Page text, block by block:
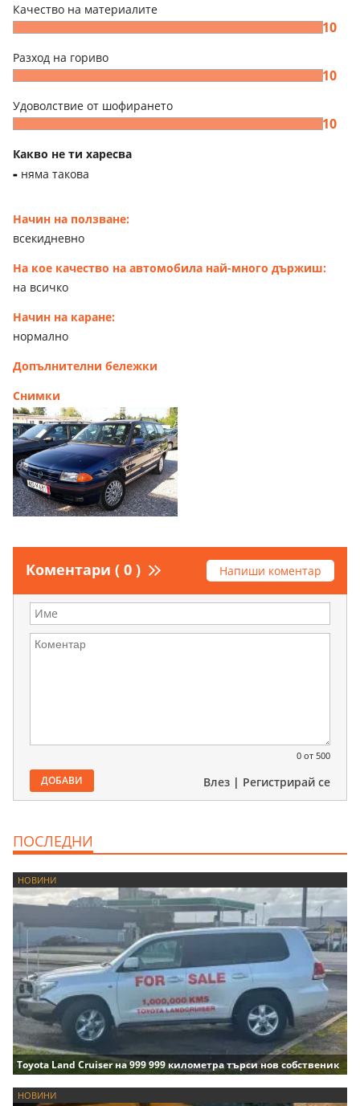
Качество на материалите
10
Разход на гориво
10
Удоволствие от шофирането
10
Какво не ти харесва
няма такова
Начин на ползване:
всекидневно
На кое качество на автомобила най-много държиш:
на всичко
Начин на каране:
нормално
Допълнителни бележки
Снимки
Коментари ( 0 ) Напиши коментар
0 от 500
ДОБАВИ Влез | Регистрирай се
ПОСЛЕДНИ
НОВИНИ
Toyota Land Cruiser на 999 999 километра търси нов собственик
НОВИНИ